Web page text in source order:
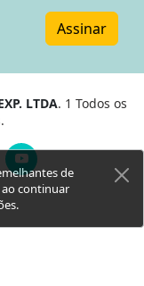
Assinar
LTDA. 1 Todos os
de
ao continuar